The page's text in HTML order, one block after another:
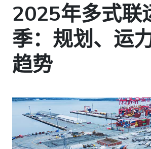
2025年多式联
季：规划、运
趋势